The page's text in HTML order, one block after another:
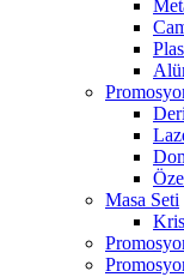
Masa Seti